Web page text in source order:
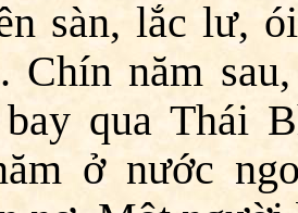
sàn, lắc lư,
Chín năm
qua Thái
ở nước